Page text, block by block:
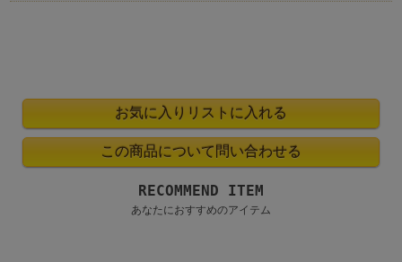
RECOMMEND ITEM
あなたにおすすめのアイテム